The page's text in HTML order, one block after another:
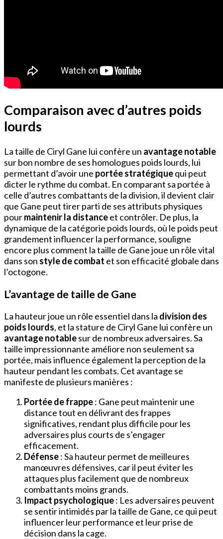
Comparaison avec d’autres poids
lourds
La taille de Ciryl Gane lui confère un avantage notable
sur bon nombre de ses homologues poids lourds, lui
permettant d’avoir une portée stratégiquequi peut
dicter le rythme du combat. En comparant sa portée à
celle d’autres combattants de la division, il devient clair
que Gane peut tirer parti de ses attributs physiques
pourmaintenir la distanceet contrôler. De plus, la
dynamique de la catégorie poids lourds, où le poids peut
grandement influencer la performance, souligne
encore plus comment la taille de Gane joue un rôle vital
dans son style de combat et son efficacité globale dans
l’octogone.
L’avantage de taille de Gane
La hauteur joue un rôle essentiel dans la division des
poids lourds, et la stature de Ciryl Gane lui confère un
avantage notablesur de nombreux adversaires. Sa
taille impressionnante améliore non seulement sa
portée, mais influence également la perception de la
hauteur pendant les combats. Cet avantage se
manifeste de plusieurs manières :
Portée de frappe: Gane peut maintenir une
distance tout en délivrant des frappes
significatives, rendant plus difficile pour les
adversaires plus courts de s’engager
efficacement.
Défense: Sa hauteur permet de meilleures
manœuvres défensives, car il peut éviter les
attaques plus facilement que de nombreux
combattants moins grands.
Impact psychologique: Les adversaires peuvent
se sentir intimidés par la taille de Gane, ce qui peut
influencer leur performance et leur prise de
décision dans la cage.